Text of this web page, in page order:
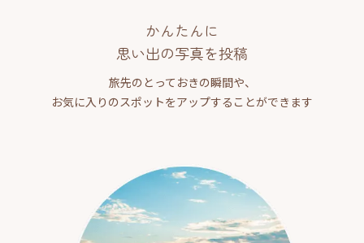
かんたんに
思い出の写真を投稿
旅先のとっておきの瞬間や、
お気に入りのスポットをアップすることができます